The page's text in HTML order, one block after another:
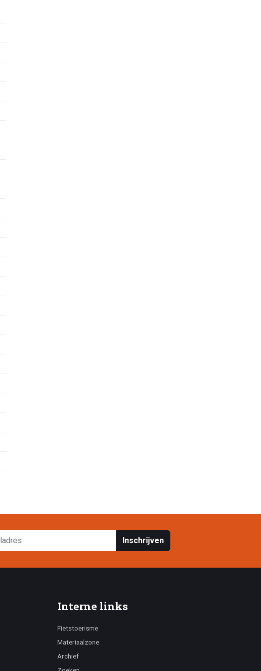
Inschrijven
Interne links
Fietstoerisme
Materiaalzone
Archief